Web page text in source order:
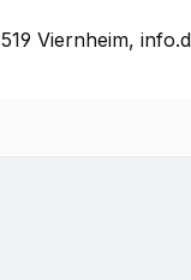
Viernheim,